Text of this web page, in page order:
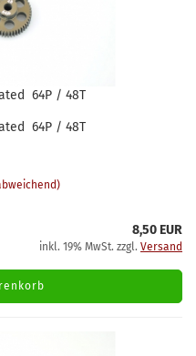
64P / 48T
64P / 48T
8,50 EUR
inkl. 19% MwSt. zzgl. Versand